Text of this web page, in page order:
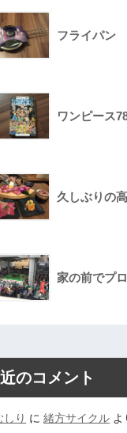
フライパン
ワンピース
久しぶりの
家の前でプ
のコメント
しり に緒方サイクル よ